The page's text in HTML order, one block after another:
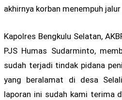
akhirnya korban menempuh
Kapolres Bengkulu Selatan,
PJS Humas Sudarminto,
sudah terjadi tindak pidana
yang beralamat di desa
laporan ini sudah kami terima